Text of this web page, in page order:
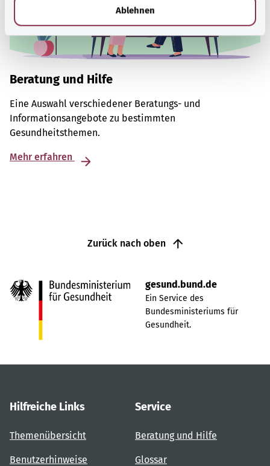
Ablehnen
Beratung und Hilfe
Eine Auswahl verschiedener Beratungs- und
Informationsangebote zu bestimmten
Gesundheitsthemen.
Mehr erfahren
Zurück nach oben
gesund.bund.de
Ein Service des
Bundesministeriums für
Gesundheit.
Hilfreiche Links
Themenübersicht
Benutzerhinweise
Service
Beratung und Hilfe
Glossar